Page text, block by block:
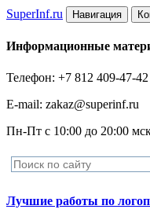
SuperInf.ru Навигация
Информационные
Телефон: +7 812 409-47-42
E-mail: zakaz@superinf.ru
Пн-Пт с 10:00 до 20:00
Лучшие работы по